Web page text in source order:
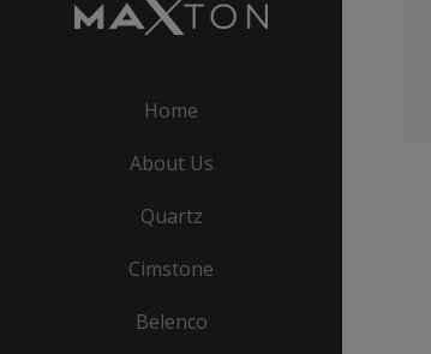
Home
About Us
Quartz
Cimstone
Belenco